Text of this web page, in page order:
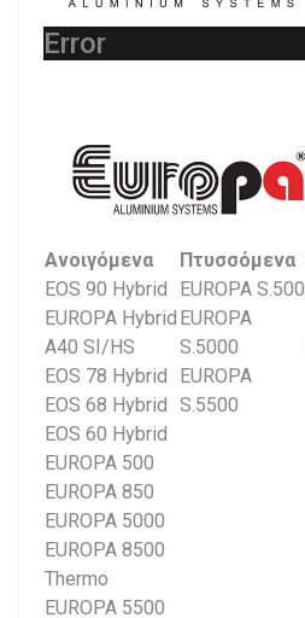
Error
Ανοιγόμενα
EOS 90 Hybrid
EUROPA Hybrid
A40 SI/HS
EOS 78 Hybrid
EOS 68 Hybrid
EOS 60 Hybrid
EUROPA 500
EUROPA 850
EUROPA 5000
EUROPA 8500
Thermo
EUROPA 5500
Πτυσσόμενα
EUROPA S.500
EUROPA
S.5000
EUROPA
S.5500